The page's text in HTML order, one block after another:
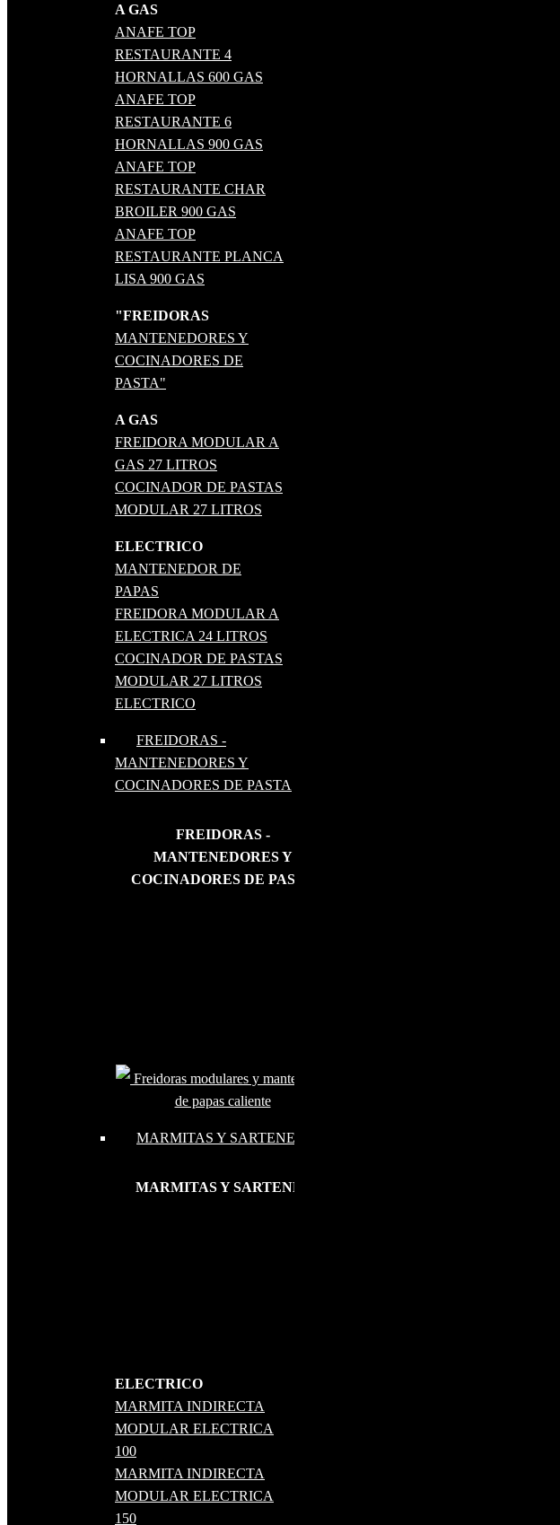
A GAS
ANAFE TOP
RESTAURANTE 4
HORNALLAS 600 GAS
ANAFE TOP
RESTAURANTE 6
HORNALLAS 900 GAS
ANAFE TOP
RESTAURANTE CHAR
BROILER 900 GAS
ANAFE TOP
RESTAURANTE PLANCA
LISA 900 GAS
"FREIDORAS
MANTENEDORES Y
COCINADORES DE
PASTA"
A GAS
FREIDORA MODULAR A
GAS 27 LITROS
COCINADOR DE PASTAS
MODULAR 27 LITROS
ELECTRICO
MANTENEDOR DE
PAPAS
FREIDORA MODULAR A
ELECTRICA 24 LITROS
COCINADOR DE PASTAS
MODULAR 27 LITROS
ELECTRICO
FREIDORAS -
MANTENEDORES Y
COCINADORES DE PASTA
FREIDORAS -
MANTENEDORES Y
COCINADORES DE PASTA
Freidoras modulares y mantenedor
de papas caliente
MARMITAS Y SARTENES
MARMITAS Y SARTENES
ELECTRICO
MARMITA INDIRECTA
MODULAR ELECTRICA
100
MARMITA INDIRECTA
MODULAR ELECTRICA
150